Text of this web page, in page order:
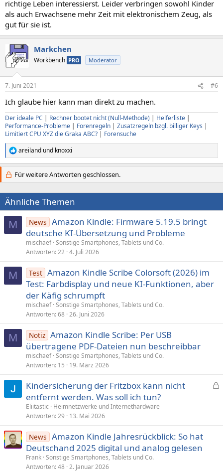
richtige Leben interessierst. Leider verbringen sowohl Kinder
als auch Erwachsene mehr Zeit mit elektronischem Zeug, als
gut für sie ist.
Markchen
Workbench PRO Moderator
7. Juni 2021 #6
Ich glaube hier kann man direkt zu machen.
Der ideale PC | Rechner bootet nicht (Null-Methode) | Helferliste |
Performance-Probleme | Forenregeln | Zusatzregeln bzgl. billiger Keys |
Limitiert CPU XYZ die Graka ABC? | Forensuche
R
e
a
k
i
o
n
e
n
:
areiland und knoxxi
Für weitere Antworten geschlossen.
Ähnliche Themen
M News Amazon Kindle: Firmware 5.19.5 bringt
deutsche KI-Übersetzung und Probleme
mischaef Sonstige Smartphones, Tablets und Co.
Antworten 22 4. Juli 2026
M Test Amazon Kindle Scribe Colorsoft (2026) im
Test: Farbdisplay und neue KI-Funktionen, aber
der Käfig schrumpft
mischaef Sonstige Smartphones, Tablets und Co.
Antworten 68 26. Juni 2026
M Notiz Amazon Kindle Scribe: Per USB
übertragene PDF-Dateien nun be­schreibbar
mischaef Sonstige Smartphones, Tablets und Co.
Antworten 15 19. März 2026
e
Kindersicherung der Fritzbox kann nicht
entfernt werden. Was soll ich tun?
Eliitastic
Heimnetzwerke und Internethardware
Antworten 29 13. Mai 2026
News Amazon Kindle Jahresrückblick: So hat
Deutschand 2025 digital und analog gelesen
Frank Sonstige Smartphones, Tablets und Co.
Antworten 48 2. Januar 2026